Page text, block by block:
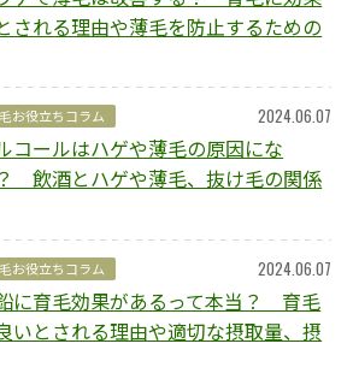
される理由や薄毛を防止するための
お役立ちコラム 2024.06.07
コールはハゲや薄毛の原因にな
飲酒とハゲや薄毛、抜け毛の関係
お役立ちコラム 2024.06.07
に育毛効果があるって本当？ 育毛
いとされる理由や適切な摂取量、摂